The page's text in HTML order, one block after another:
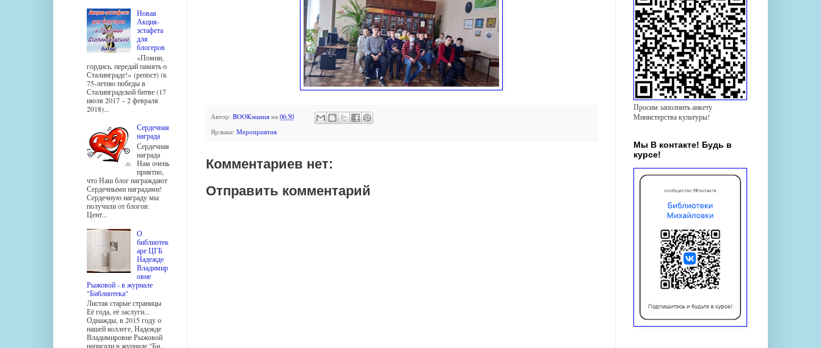
Автор: BOOKмания на 06:50
Ярлыки: Мероприятия
Комментариев нет:
Отправить комментарий
Новая
Акция-
эстафета
для
блогеров
«Помни,
гордись, передай память о
Сталинграде!» (репост) (к
75-летию победы в
Сталинградской битве (17
июля 2017 – 2 февраля
2018)...
Сердечная
награда
Сердечная
награда
Нам очень
приятно,
что Наш блог награждают
Сердечными наградами!
Сердечную награду мы
получили от блогов:
Цент...
О
библиотек
аре ЦГБ
Надежде
Владимир
овне
Рыжовой - в журнале
"Библиотека"
Листая старые страницы
Её года, её заслуги...
Однажды, в 2015 году о
нашей коллеге, Надежде
Владимировне Рыжовой
написали в журнале "Би...
Просим заполнить анкету
Министерства культуры!
Мы В контакте! Будь в
курсе!